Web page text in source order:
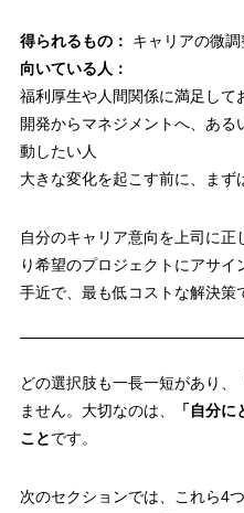
得られるもの：
キャリアの微
向いている人：
福利厚生や人間関係に満足して
開発からマネジメントへ、あ
動したい人
大きな変化を起こす前に、まず
自分のキャリア意向を上司に正
り希望のプロジェクトにアサ
手近で、最も低コストな解決策
どの選択肢も一長一短があり、
ません。大切なのは、
「自分
ことです。
次のセクションでは、これら4